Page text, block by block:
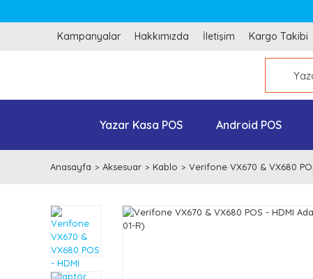
Kampanyalar Hakkımızda İletişim Kargo Takibi
Yazar Kasa POS Android POS
Anasayfa Aksesuar Kablo Verifone VX670 & VX680